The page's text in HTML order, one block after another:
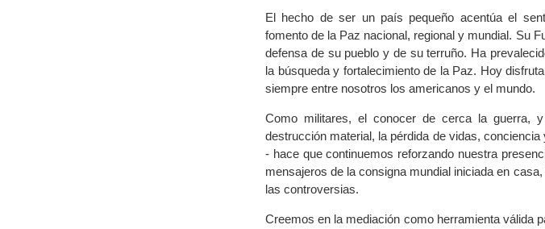
El hecho de ser un país pequeño acentúa el
fomento de la Paz nacional, regional y mundial. Su
defensa de su pueblo y de su terruño. Ha
la búsqueda y fortalecimiento de la Paz. Hoy
siempre entre nosotros los americanos y el mundo.
Como militares, el conocer de cerca la guerra,
destrucción material, la pérdida de vidas,
- hace que continuemos reforzando nuestra
mensajeros de la consigna mundial iniciada en
las controversias.
Creemos en la mediación como herramienta válida